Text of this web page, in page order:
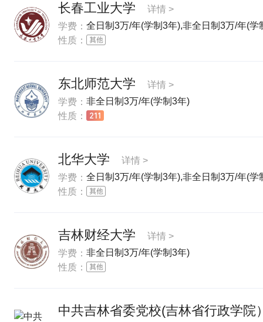
长春工业大学
详情 >
学费： 全日制3万/年(学制3年),非全日制3万/年(学
性质：
东北师范大学
详情 >
学费： 非全日制3万/年(学制3年)
性质：
北华大学
详情 >
学费： 全日制3万/年(学制3年),非全日制3万/年(学
性质：
吉林财经大学
详情 >
学费： 非全日制3万/年(学制3年)
性质：
中共吉林省委党校(吉林省行政学院